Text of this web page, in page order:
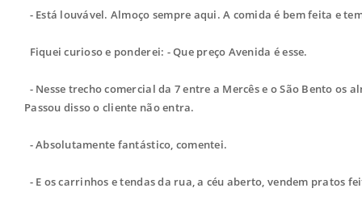
- Está louvável. Almoço sempre aqui. A comida é bem feita e
Fiquei curioso e ponderei: - Que preço Avenida é esse.
- Nesse trecho comercial da 7 entre a Mercês e o São Bento os
Passou disso o cliente não entra.
- Absolutamente fantástico, comentei.
- E os carrinhos e tendas da rua, a céu aberto, vendem pratos